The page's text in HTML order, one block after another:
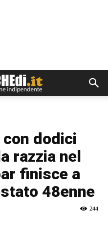
con dodici
razzia nel
finisce a
48enne
244